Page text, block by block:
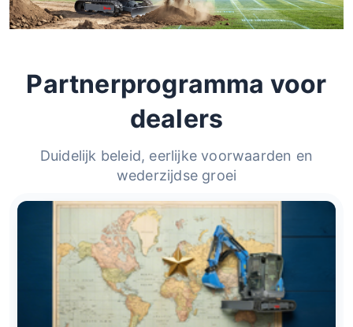
Partnerprogramma voor
dealers
Duidelijk beleid, eerlijke voorwaarden en
wederzijdse groei